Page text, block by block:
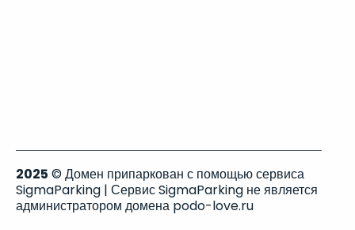
2025 © Домен припаркован с помощью сервиса
SigmaParking | Сервис SigmaParking не является
администратором домена podo-love.ru